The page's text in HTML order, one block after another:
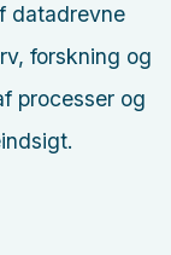
datadrevne
forskning og
processer og